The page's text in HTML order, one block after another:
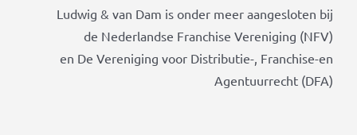
Ludwig & van Dam is onder meer aangesloten bij
de Nederlandse Franchise Vereniging (NFV)
en De Vereniging voor Distributie-, Franchise-en
Agentuurrecht (DFA)